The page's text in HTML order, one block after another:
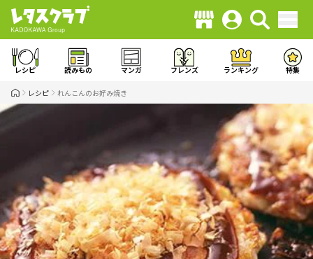
レシピ 読みもの マンガ フレンズ ランキング 特集
レシピ れんこんのお好み焼き